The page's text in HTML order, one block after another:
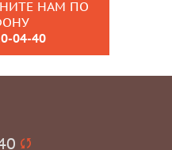
НАМ ПО
04-40